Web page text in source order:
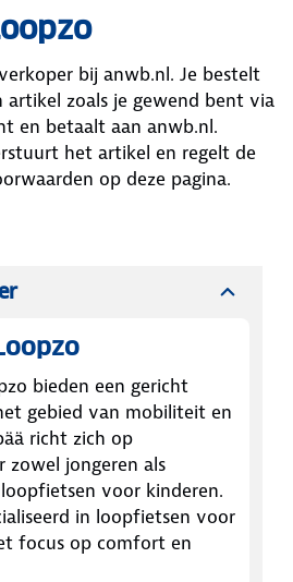
bij anwb.nl. Je bestelt
artikel zoals je gewend bent via
en betaalt aan anwb.nl.
het artikel en regelt de
op deze pagina.
bieden een gericht
gebied van mobiliteit en
richt zich op
jongeren als
voor kinderen.
in loopfietsen voor
focus op comfort en